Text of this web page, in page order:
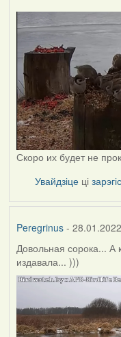
Скоро их будет не
Увайдзіце ці
Peregrinus-
Довольная сорока... А
издавала... )))